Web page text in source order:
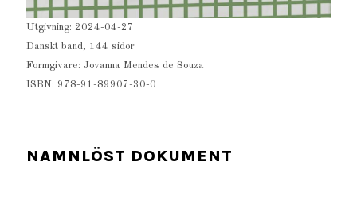
Utgivning: 2024-04-27
Danskt band, 144 sidor
Formgivare: Jovanna Mendes de Souza
ISBN: 978-91-89907-30-0
NAMNLÖST DOKUMENT